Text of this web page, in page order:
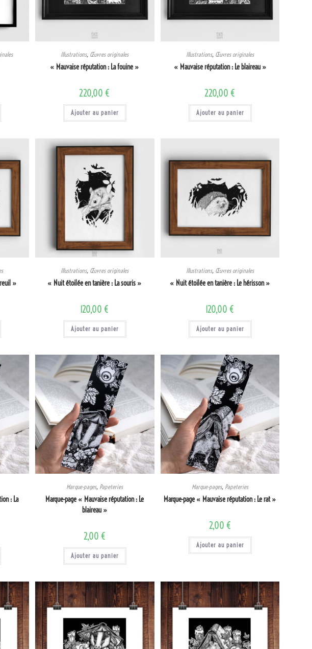
Illustrations, Œuvres originales
« Mauvaise réputation : La fouine »
220,00€
Ajouter au panier
Illustrations, Œuvres originales
« Mauvaise réputation : Le blaireau »
220,00€
Ajouter au panier
»
Illustrations, Œuvres originales
« Nuit étoilée en tanière : La souris »
120,00€
Ajouter au panier
Illustrations, Œuvres originales
« Nuit étoilée en tanière : Le hérisson »
120,00€
Ajouter au panier
: La
Marque-pages, Papeteries
Marque-page « Mauvaise réputation : Le
blaireau »
2,00 €
Ajouter au panier
Marque-pages, Papeteries
Marque-page « Mauvaise réputation : Le rat »
2,00 €
Ajouter au panier